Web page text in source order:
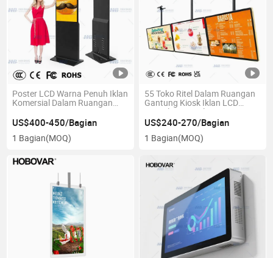
Poster LCD Warna Penuh Iklan
Komersial Dalam Ruangan
US$400-450/Bagian
1 Bagian(MOQ)
55 Toko Ritel Dalam Ruangan
Gantung Kiosk Iklan LCD
Tampilan Digital
US$240-270/Bagian
1 Bagian(MOQ)